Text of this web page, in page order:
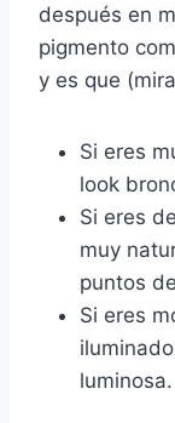
después en
pigmento
y es que
Si eres
look
Si eres
muy
puntos
Si eres
luminosa.